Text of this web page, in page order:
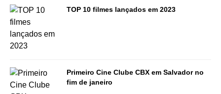
TOP 10 filmes lançados em 2023
Primeiro Cine Clube CBX em Salvador no
fim de janeiro